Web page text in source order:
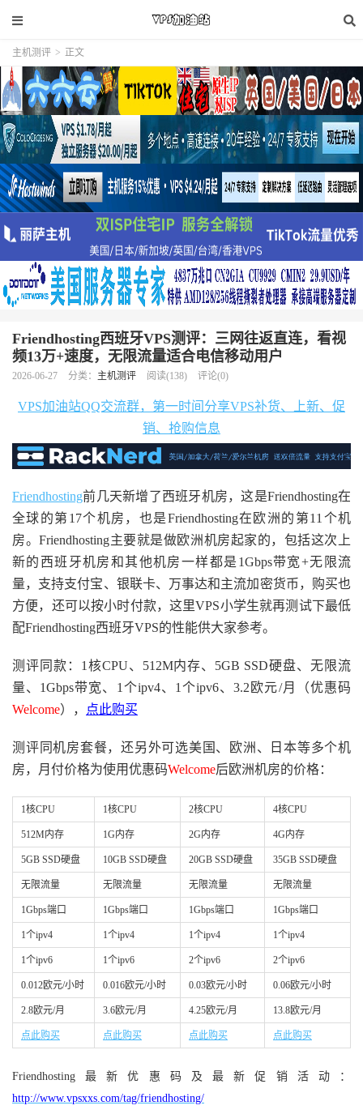
主机测评 > 正文
Friendhosting西班牙VPS测评：三网往返直连，看视
频13万+速度，无限流量适合电信移动用户
2026-06-27 分类： 主机测评 阅读(138) 评论(0)
VPS加油站QQ交流群，第一时间分享VPS补货、上新、促
销、抢购信息
Friendhosting前几天新增了西班牙机房，这是Friendhosting在
全球的第17个机房，也是Friendhosting在欧洲的第11个机
房。Friendhosting主要就是做欧洲机房起家的，包括这次上
新的西班牙机房和其他机房一样都是1Gbps带宽+无限流
量，支持支付宝、银联卡、万事达和主流加密货币，购买也
方便，还可以按小时付款，这里VPS小学生就再测试下最低
配Friendhosting西班牙VPS的性能供大家参考。
测评同款：1核CPU、512M内存、5GB SSD硬盘、无限流
量、1Gbps带宽、1个ipv4、1个ipv6、3.2欧元/月（优惠码
Welcome）， 点此购买
测评同机房套餐，还另外可选美国、欧洲、日本等多个机
房，月付价格为使用优惠码Welcome后欧洲机房的价格：
1核CPU 1核CPU 2核CPU 4核CPU
512M内存 1G内存 2G内存 4G内存
5GB SSD硬盘 10GB SSD硬盘 20GB SSD硬盘 35GB SSD硬盘
无限流量 无限流量 无限流量 无限流量
1Gbps端口 1Gbps端口 1Gbps端口 1Gbps端口
1个ipv4 1个ipv4 1个ipv4 1个ipv4
1个ipv6 1个ipv6 2个ipv6 2个ipv6
0.012欧元/小时 0.016欧元/小时 0.03欧元/小时 0.06欧元/小时
2.8欧元/月 3.6欧元/月 4.25欧元/月 13.8欧元/月
点此购买 点此购买 点此购买 点此购买
Friendhosting最新优惠码及最新促销活动：
http://www.vpsxxs.com/tag/friendhosting/